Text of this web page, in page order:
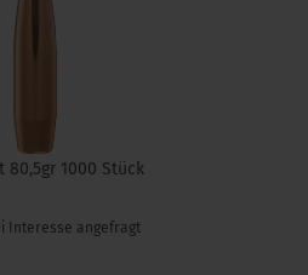
80,5gr 1000 Stück
Interesse angefragt